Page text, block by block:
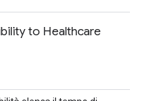
to Healthcare